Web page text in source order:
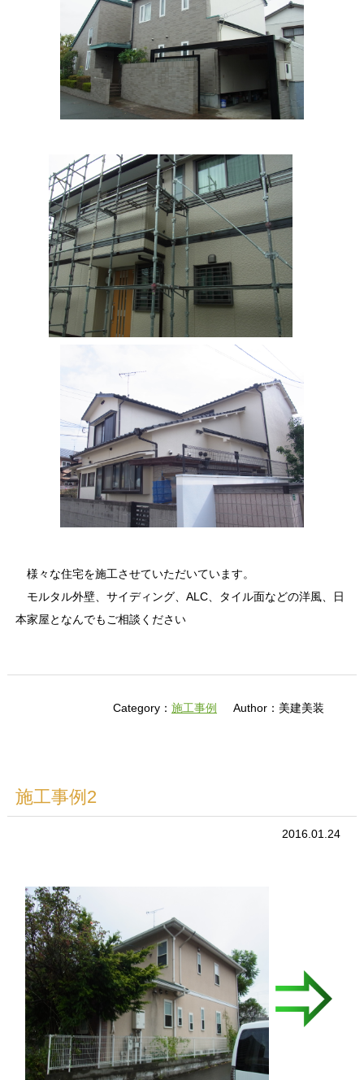
様々な住宅を施工させていただいています。
モルタル外壁、サイディング、ALC、タイル面などの洋風、
日
本家屋となんでもご相談ください
Category：施工事例 Author：美建美装
施工事例2
2016.01.24